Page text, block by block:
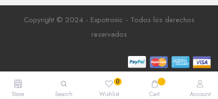
Copyright © 2024 - Expotronic - Todos los derechos
reservados
Store Search Wishlist Cart Account